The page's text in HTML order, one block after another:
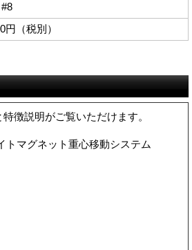
円（税別）
徴説明がご覧いただけます。
トマグネット重心移動システム